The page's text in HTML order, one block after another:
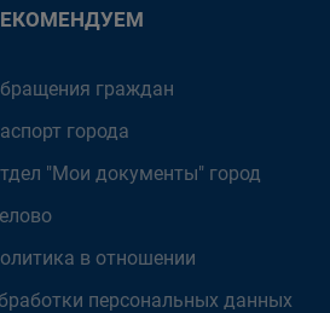
граждан
города
"Мои документы" город
в отношении
персональных данных